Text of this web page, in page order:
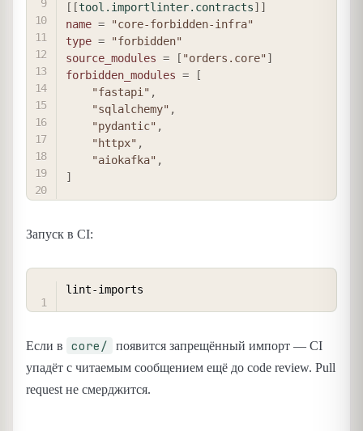
[ [tool.importlinter.contracts] ]
name =
"core-forbidden-infra"
type =
"forbidden"
source_modules = [ "orders.core"]
forbidden_modules =
[
"fastapi" ,
"sqlalchemy" ,
"pydantic" ,
"httpx" ,
"aiokafka" ,
]
Запуск в CI:
Если в core/
появится запрещённый импорт — CI
упадёт с читаемым сообщением ещё до code review. Pull
request не смерджится.